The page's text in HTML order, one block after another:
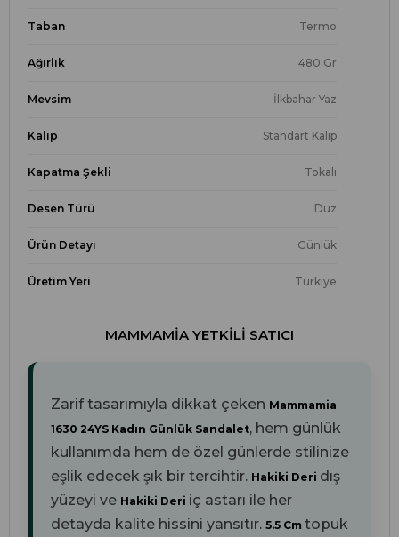
Taban Termo
Ağırlık 480 Gr
Mevsim İlkbahar Yaz
Kalıp Standart Kalıp
Kapatma Şekli Tokalı
Desen Türü Düz
Ürün Detayı Günlük
Üretim Yeri Türkiye
MAMMAMIA YETKILI SATICI
Zarif tasarımıyla dikkat çeken Mammamia
1630 24YS Kadın Günlük Sandalet, hem günlük
kullanımda hem de özel günlerde stilinize
eşlik edecek şık bir tercihtir. Hakiki Deri dış
yüzeyi ve Hakiki Deri iç astarı ile her
detayda kalite hissini yansıtır. 5.5 Cm topuk